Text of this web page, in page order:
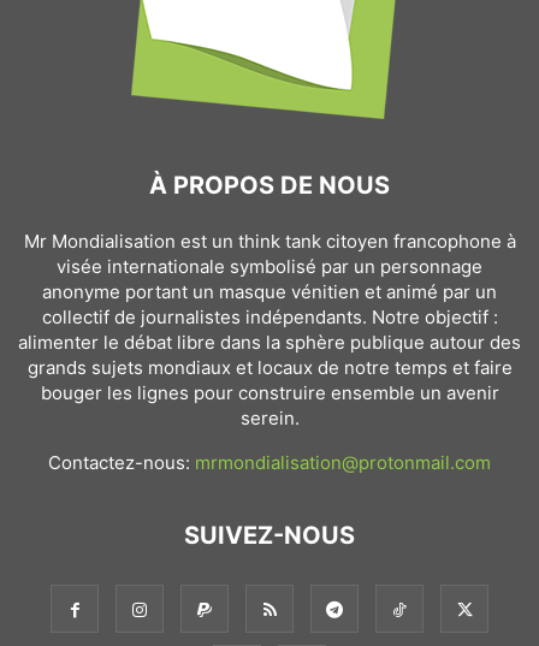
À PROPOS DE NOUS
Mr Mondialisation est un think tank citoyen francophone à
visée internationale symbolisé par un personnage
anonyme portant un masque vénitien et animé par un
collectif de journalistes indépendants. Notre objectif :
alimenter le débat libre dans la sphère publique autour des
grands sujets mondiaux et locaux de notre temps et faire
bouger les lignes pour construire ensemble un avenir
serein.
Contactez-nous: mrmondialisation@protonmail.com
SUIVEZ-NOUS